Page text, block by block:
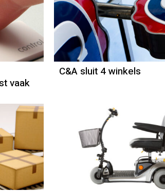
vaak
C&A sluit 4 winkels
Column
Jeanine